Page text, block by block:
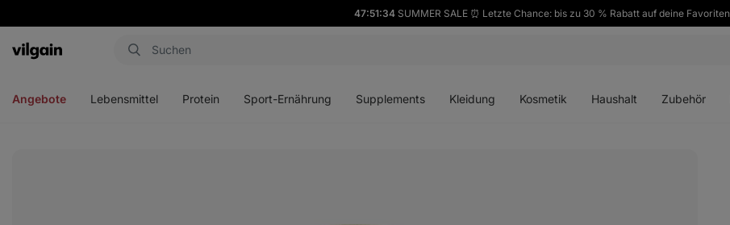
47:51:33 SUMMER SALE ⏰ Letzte Chance: bis zu 30 % Rabatt auf deine Favoriten
Aktin
Angebote Lebensmittel Protein Sport-Ernährung Supplements Kleidung Kosmetik Haushalt Zubehör